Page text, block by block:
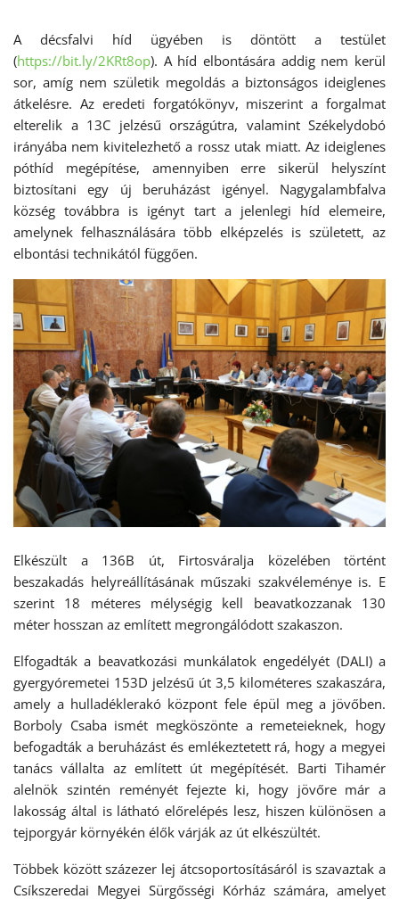
A décsfalvi híd ügyében is döntött a testület
(https://bit.ly/2KRt8op). A híd elbontására addig nem kerül
sor, amíg nem születik megoldás a biztonságos ideiglenes
átkelésre. Az eredeti forgatókönyv, miszerint a forgalmat
elterelik a 13C jelzésű országútra, valamint Székelydobó
irányába nem kivitelezhető a rossz utak miatt. Az ideiglenes
póthíd megépítése, amennyiben erre sikerül helyszínt
biztosítani egy új beruházást igényel. Nagygalambfalva
község továbbra is igényt tart a jelenlegi híd elemeire,
amelynek felhasználására több elképzelés is született, az
elbontási technikától függően.
Elkészült a 136B út, Firtosváralja közelében történt
beszakadás helyreállításának műszaki szakvéleménye is. E
szerint 18 méteres mélységig kell beavatkozzanak 130
méter hosszan az említett megrongálódott szakaszon.
Elfogadták a beavatkozási munkálatok engedélyét (DALI) a
gyergyóremetei 153D jelzésű út 3,5 kilométeres szakaszára,
amely a hulladéklerakó központ fele épül meg a jövőben.
Borboly Csaba ismét megköszönte a remeteieknek, hogy
befogadták a beruházást és emlékeztetett rá, hogy a megyei
tanács vállalta az említett út megépítését. Barti Tihamér
alelnök szintén reményét fejezte ki, hogy jövőre már a
lakosság által is látható előrelépés lesz, hiszen különösen a
tejporgyár környékén élők várják az út elkészültét.
Többek között százezer lej átcsoportosításáról is szavaztak a
Csíkszeredai Megyei Sürgősségi Kórház számára, amelyet